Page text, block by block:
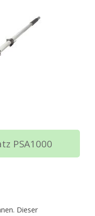
PSA1000
Dieser